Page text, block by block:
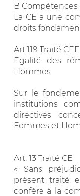
B Compétences
La CE a une
droits
Art.119 Traité CEE
Egalité des
Hommes
Sur le
institutions
directives
Femmes et
Art. 13 Traité CE
« Sans
présent traité
confère à la